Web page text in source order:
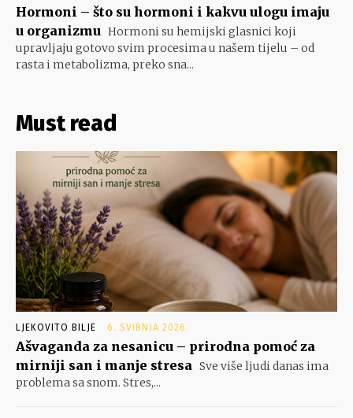
Hormoni – što su hormoni i kakvu ulogu imaju
u organizmu Hormoni su hemijski glasnici koji
upravljaju gotovo svim procesima u našem tijelu – od
rasta i metabolizma, preko sna...
Must read
LJEKOVITO BILJE 6. SVIBNJA 2026.
Ašvaganda za nesanicu – prirodna pomoć za
mirniji san i manje stresa Sve više ljudi danas ima
problema sa snom. Stres,...